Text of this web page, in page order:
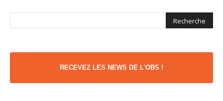
RECEVEZ LES NEWS DE L'OBS !